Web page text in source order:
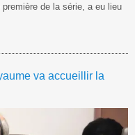
de la série, a eu lieu
va accueillir la